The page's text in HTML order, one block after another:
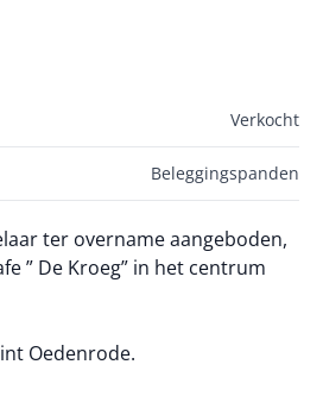
Verkocht
Beleggingspanden
ter overname aangeboden,
” De Kroeg” in het centrum
Oedenrode.